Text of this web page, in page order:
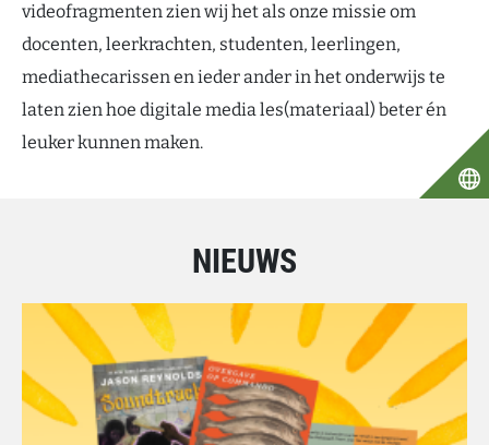
videofragmenten zien wij het als onze missie om
docenten, leerkrachten, studenten, leerlingen,
mediathecarissen en ieder ander in het onderwijs te
laten zien hoe digitale media les(materiaal) beter én
leuker kunnen maken.
NIEUWS